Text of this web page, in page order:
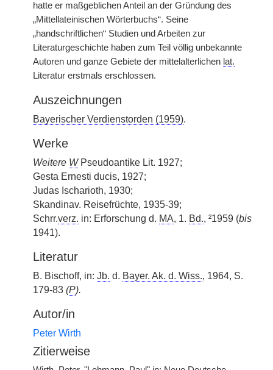
hatte er maßgeblichen Anteil an der Gründung des
„Mittellateinischen Wörterbuchs“. Seine
„handschriftlichen“ Studien und Arbeiten zur
Literaturgeschichte haben zum Teil völlig unbekannte
Autoren und ganze Gebiete der mittelalterlichen lat.
Literatur erstmals erschlossen.
Auszeichnungen
Bayerischer Verdienstorden (1959).
Werke
Weitere WPseudoantike Lit. 1927;
Gesta Ernesti ducis, 1927;
Judas Ischarioth, 1930;
Skandinav. Reisefrüchte, 1935-39;
Schrr.verz. in: Erforschung d. MA, 1. Bd., ²1959 (bis
1941).
Literatur
B. Bischoff, in: Jb. d. Bayer. Ak. d. Wiss., 1964, S.
179-83 (P).
Autor/in
Peter Wirth
Zitierweise